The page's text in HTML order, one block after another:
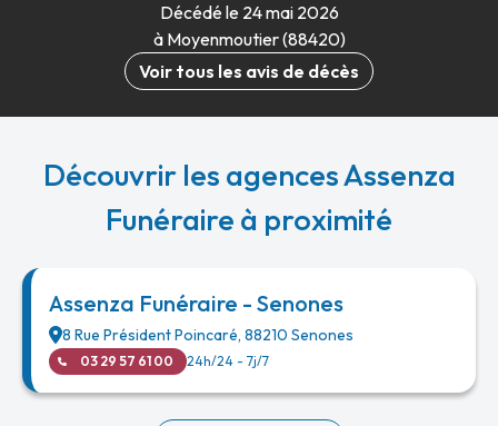
Décédé le 24 mai 2026
à Moyenmoutier (88420)
Voir tous les avis de décès
Découvrir les agences Assenza
Funéraire à proximité
Assenza Funéraire - Senones
8 Rue Président Poincaré, 88210 Senones
03 29 57 61 00 24h/24 - 7j/7